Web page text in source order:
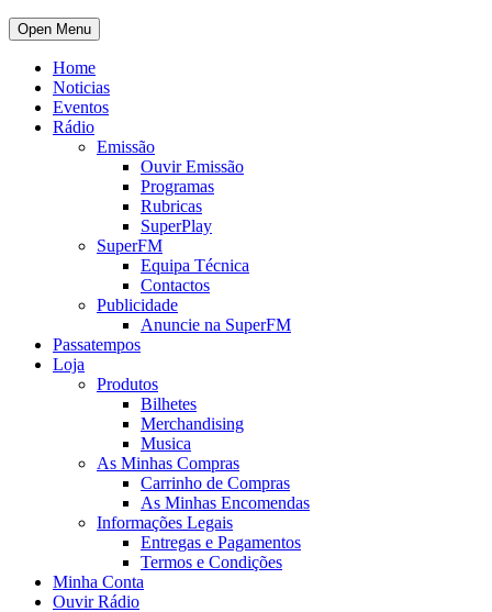
Open Menu
Home
Noticias
Eventos
Rádio
Emissão
Ouvir Emissão
Programas
Rubricas
SuperPlay
SuperFM
Equipa Técnica
Contactos
Publicidade
Anuncie na SuperFM
Passatempos
Loja
Produtos
Bilhetes
Merchandising
Musica
As Minhas Compras
Carrinho de Compras
As Minhas Encomendas
Informações Legais
Entregas e Pagamentos
Termos e Condições
Minha Conta
Ouvir Rádio